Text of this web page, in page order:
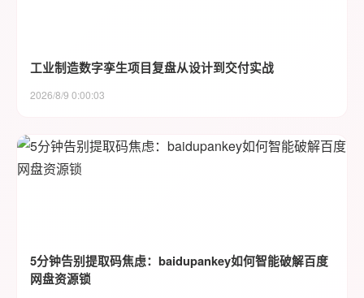
工业制造数字孪生项目复盘从设计到交付实战
2026/8/9 0:00:03
5分钟告别提取码焦虑：baidupankey如何智能破解百度
网盘资源锁